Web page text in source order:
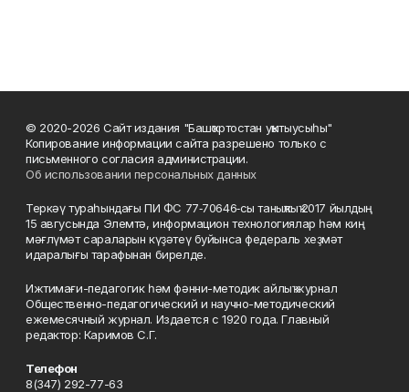
© 2020-2026 Сайт издания "Башҡортостан уҡытыусыһы"
Копирование информации сайта разрешено только с
письменного согласия администрации.
Об использовании персональных данных
Теркәү тураһындағы ПИ ФС 77‑70646‑сы таныҡлыҡ 2017 йылдың
15 авгусында Элемтә, информацион технологиялар һәм киң
мәғлүмәт сараларын күҙәтеү буйынса федераль хеҙмәт
идаралығы тарафынан бирелде.
Ижтимағи-педагогик һәм фәнни-методик айлыҡ журнал
Общественно-педагогический и научно-методический
ежемесячный журнал. Издается с 1920 года. Главный
редактор: Каримов С.Г.
Телефон
8(347) 292-77-63